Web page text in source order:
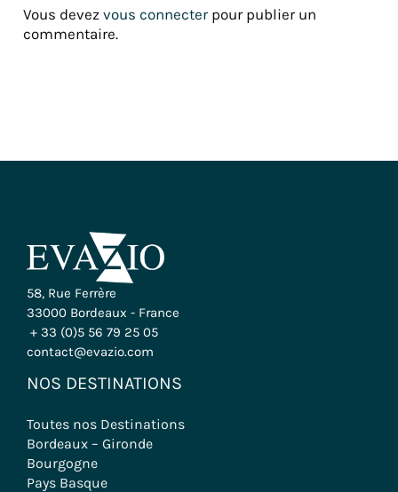
Vous devezvous connecterpour publier un
commentaire.
58, Rue Ferrère
33000 Bordeaux - France
+ 33 (0)5 56 79 25 05
contact@evazio.com
NOS DESTINATIONS
Toutes nos Destinations
Bordeaux – Gironde
Bourgogne
Pays Basque